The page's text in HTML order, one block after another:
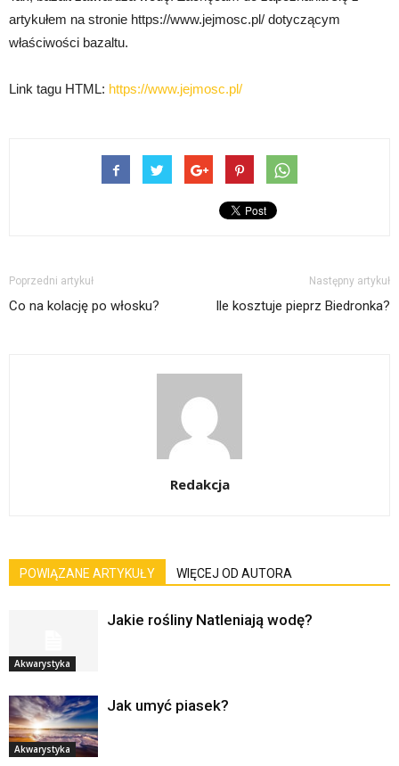
artykułem na stronie https://www.jejmosc.pl/ dotyczącym
właściwości bazaltu.
Link tagu HTML: https://www.jejmosc.pl/
Poprzedni artykuł
Co na kolację po włosku?
Następny artykuł
Ile kosztuje pieprz Biedronka?
Redakcja
POWIĄZANE ARTYKUŁY WIĘCEJ OD AUTORA
Akwarystyka
Jakie rośliny Natleniają wodę?
Akwarystyka
Jak umyć piasek?